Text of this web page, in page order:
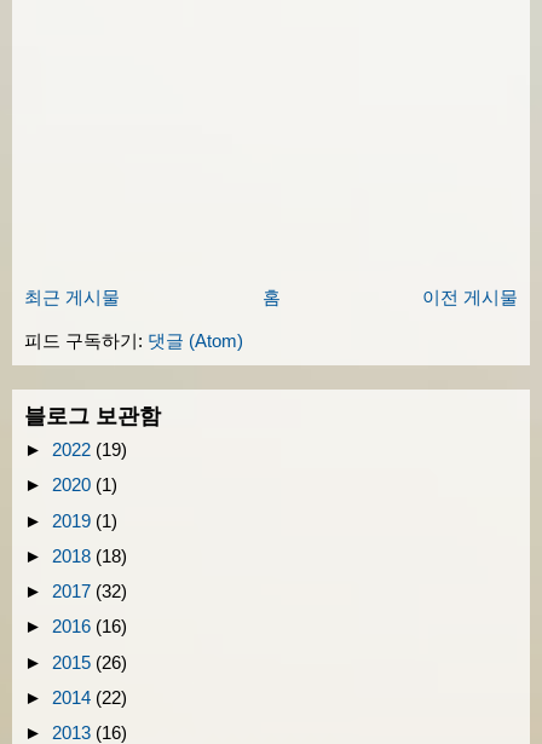
최근 게시물 이전 게시물
홈
피드 구독하기: 댓글 (Atom)
블로그 보관함
► 2022 (19)
► 2020 (1)
► 2019 (1)
► 2018 (18)
► 2017 (32)
► 2016 (16)
► 2015 (26)
► 2014 (22)
► 2013 (16)